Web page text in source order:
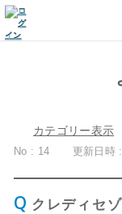
カテゴリー表示
No : 14 更新日時
クレディセ